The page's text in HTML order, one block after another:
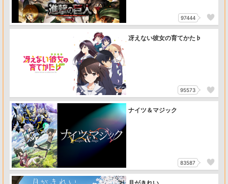
97444
冴えない彼女の育てかた♭
95573
ナイツ＆マジック
83587